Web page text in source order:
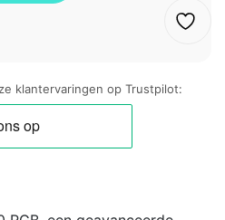
klantervaringen op Trustpilot: